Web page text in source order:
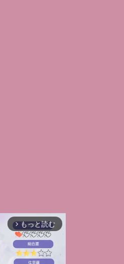
arrow_forward_ios もっと読む